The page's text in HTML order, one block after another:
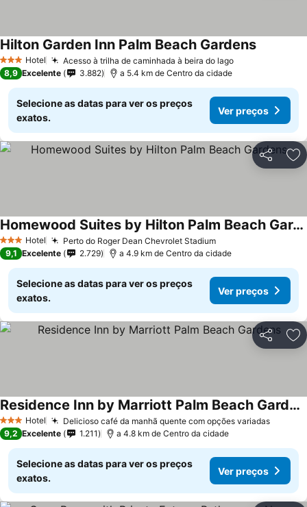
3 EstrelasHotel Acesso à trilha de caminhada à beira do lago
Hilton Garden Inn Palm Beach Gardens
8,9 Excelente 3.882 a 5.4 km de Centro da cidade
Selecione as datas para ver os preços
exatos.
Ver preços
Partilhar
3 EstrelasHotel Perto do Roger Dean Chevrolet Stadium
Homewood Suites by Hilton Palm Beach Gardens
9,1 Excelente 2.729 a 4.9 km de Centro da cidade
Selecione as datas para ver os preços
exatos.
Ver preços
Partilhar
3 EstrelasHotel Delicioso café da manhã quente com opções variadas
Residence Inn by Marriott Palm Beach Gardens
9,2 Excelente 1.211 a 4.8 km de Centro da cidade
Selecione as datas para ver os preços
exatos.
Ver preços